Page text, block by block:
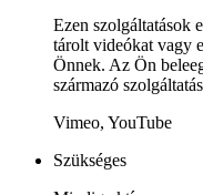
Ezen szolgáltatások
tárolt videókat vagy
Önnek. Az Ön
származó
Vimeo, YouTube
Szükséges